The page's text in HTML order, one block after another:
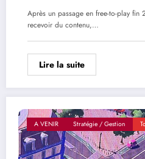
Après un passage en free-to-play
recevoir du contenu,…
Lire la suite
A VENIR Stratégie / Gestion